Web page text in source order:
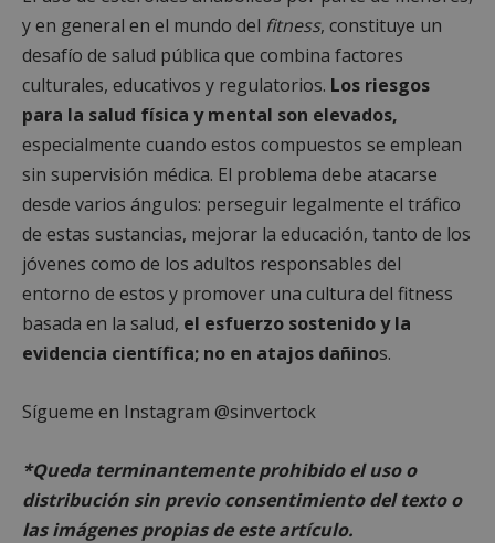
y en general en el mundo del fitness, constituye un
desafío de salud pública que combina factores
culturales, educativos y regulatorios. Los riesgos
para la salud física y mental son elevados,
especialmente cuando estos compuestos se emplean
sin supervisión médica. El problema debe atacarse
desde varios ángulos: perseguir legalmente el tráfico
de estas sustancias, mejorar la educación, tanto de los
jóvenes como de los adultos responsables del
entorno de estos y promover una cultura del fitness
basada en la salud, el esfuerzo sostenido y la
evidencia científica; no en atajos dañinos.
Sígueme en Instagram @sinvertock
*Queda terminantemente prohibido el uso o
distribución sin previo consentimiento del texto o
las imágenes propias de este artículo.
funcionalidad principal del sitio web, como el
inicio de sesión de usuario y la gestión de cuentas.
El sitio web no se puede utilizar correctamente sin
las cookies estrictamente necesarias.
Nombre
Proveedor /
PHPSESSID
PHP.net
alcorconhoy.com
Sesión
Google
Privacy Policy